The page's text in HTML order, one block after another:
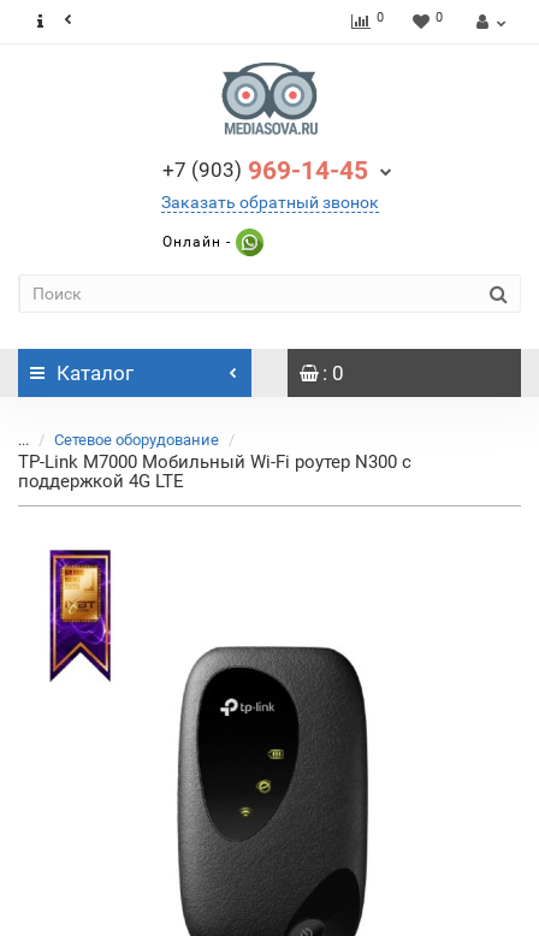
0 0
+7 (903) 969-14-45
Заказать обратный звонок
Онлайн -
Каталог : 0
... Сетевое оборудование
TP-Link M7000 Мобильный Wi-Fi роутер N300 с
поддержкой 4G LTE